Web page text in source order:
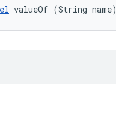
valueOf (String name)